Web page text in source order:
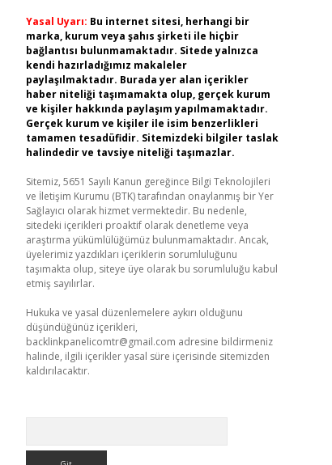
Yasal Uyarı: Bu internet sitesi, herhangi bir
marka, kurum veya şahıs şirketi ile hiçbir
bağlantısı bulunmamaktadır. Sitede yalnızca
kendi hazırladığımız makaleler
paylaşılmaktadır. Burada yer alan içerikler
haber niteliği taşımamakta olup, gerçek kurum
ve kişiler hakkında paylaşım yapılmamaktadır.
Gerçek kurum ve kişiler ile isim benzerlikleri
tamamen tesadüfidir. Sitemizdeki bilgiler taslak
halindedir ve tavsiye niteliği taşımazlar.
Sitemiz, 5651 Sayılı Kanun gereğince Bilgi Teknolojileri
ve İletişim Kurumu (BTK) tarafından onaylanmış bir Yer
Sağlayıcı olarak hizmet vermektedir. Bu nedenle,
sitedeki içerikleri proaktif olarak denetleme veya
araştırma yükümlülüğümüz bulunmamaktadır. Ancak,
üyelerimiz yazdıkları içeriklerin sorumluluğunu
taşımakta olup, siteye üye olarak bu sorumluluğu kabul
etmiş sayılırlar.
Hukuka ve yasal düzenlemelere aykırı olduğunu
düşündüğünüz içerikleri,
backlinkpanelicomtr@gmail.com adresine bildirmeniz
halinde, ilgili içerikler yasal süre içerisinde sitemizden
kaldırılacaktır.